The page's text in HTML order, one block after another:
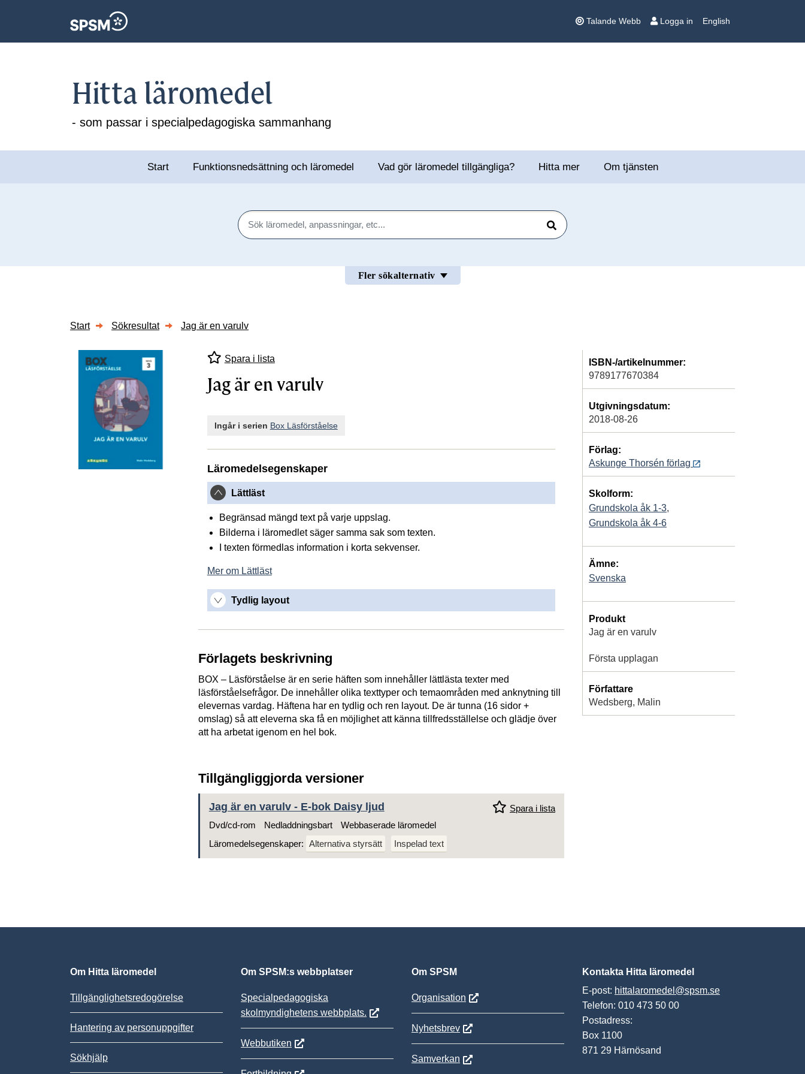
Talande Webb Logga in English
Hitta läromedel
- som passar i specialpedagogiska sammanhang
Start Funktionsnedsättning och läromedel Vad gör läromedel tillgängliga? Hitta mer Om tjänsten
Sök
Sök
Fler sökalternativ
Start Sökresultat Jag är en varulv
Spara i lista
Jag är en varulv
Ingår i serien Box Läsförståelse
Läromedelsegenskaper
Lättläst
Begränsad mängd text på varje uppslag.
Bilderna i läromedlet säger samma sak som texten.
I texten förmedlas information i korta sekvenser.
Mer om Lättläst
Tydlig layout
Förlagets beskrivning
BOX – Läsförståelse är en serie häften som innehåller lättlästa texter med
läsförståelsefrågor. De innehåller olika texttyper och temaområden med anknytning till
elevernas vardag. Häftena har en tydlig och ren layout. De är tunna (16 sidor +
omslag) så att eleverna ska få en möjlighet att känna tillfredsställelse och glädje över
att ha arbetat igenom en hel bok.
Tillgängliggjorda versioner
Jag är en varulv - E-bok Daisy ljud
Spara i lista
Dvd/cd-rom
Nedladdningsbart
Webbaserade läromedel
Läromedelsegenskaper: Alternativa styrsätt Inspelad text
ISBN-/artikelnummer:
9789177670384
Utgivningsdatum:
2018-08-26
Förlag:
Askunge Thorsén förlag
Skolform:
Grundskola åk 1-3,
Grundskola åk 4-6
Ämne:
Svenska
Produkt
Jag är en varulv
Första upplagan
Författare
Wedsberg, Malin
Om Hitta läromedel
Tillgänglighetsredogörelse
Hantering av personuppgifter
Sökhjälp
Om SPSM:s webbplatser
Specialpedagogiska
skolmyndighetens webbplats.
Webbutiken
Om SPSM
Organisation
Nyhetsbrev
Samverkan
Kontakta Hitta läromedel
E-post: hittalaromedel@spsm.se
Telefon: 010 473 50 00
Postadress:
Box 1100
871 29 Härnösand